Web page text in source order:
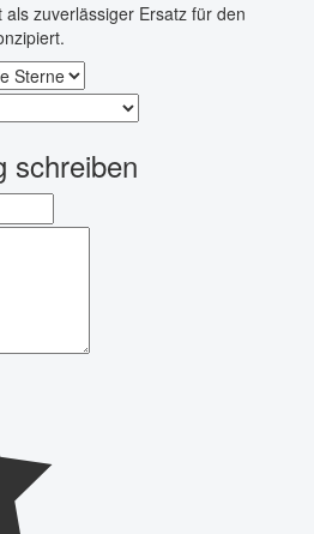
zuverlässiger Ersatz für den
schreiben